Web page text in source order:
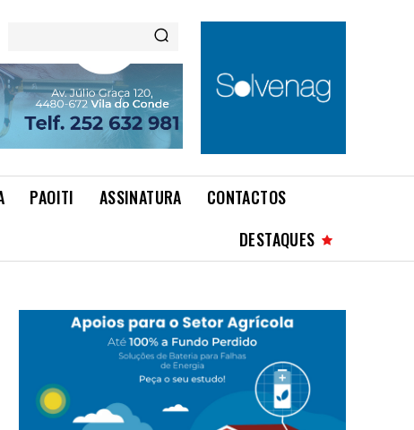
PAOITI ASSINATURA
CONTACTOS
DESTAQUES